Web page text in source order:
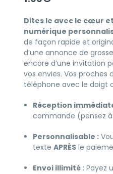
Dites le avec le cœur
numérique
de façon rapide et
d’une annonce de
encore d’une invitation
vos envies. Vos
téléphone avec le doigt
Réception
commande (pensez
Personnalisable :
texte APRÈSle
Envoi illimité :Payez